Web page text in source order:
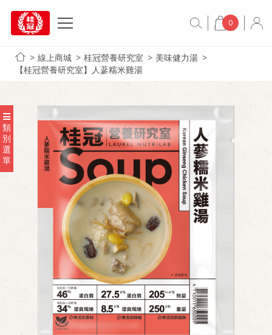
0
線上商城 桂冠營養研究室
美味健力湯
【桂冠營養研究室】人蔘糯米雞湯
類
別
選
單